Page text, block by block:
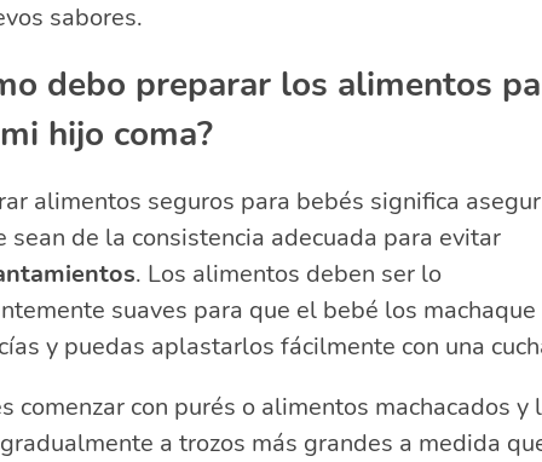
sabores.
debo preparar los alimentos
hijo coma?
alimentos seguros para bebés significa
sean de la consistencia adecuada para evitar
. Los alimentos deben ser lo
suaves para que el bebé los machaque
y puedas aplastarlos fácilmente con una
comenzar con purés o alimentos machacados y
a trozos más grandes a medida